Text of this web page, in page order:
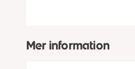
Mer information